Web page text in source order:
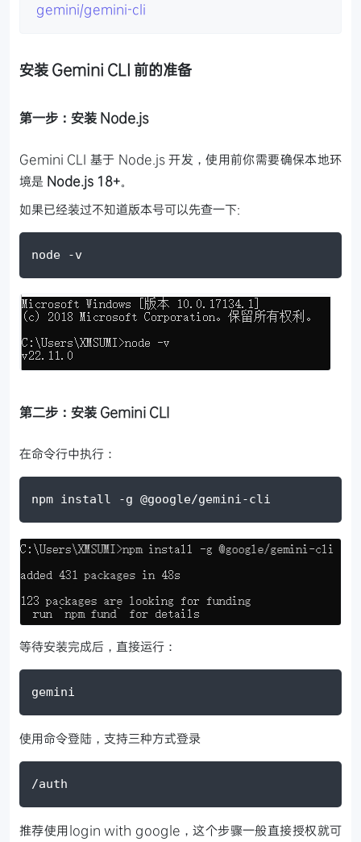
gemini/gemini-cli
安装 Gemini CLI 前的准备
第一步：安装 Node.js
Gemini CLI 基于 Node.js 开发，使用前你需要确保本地环
境是 Node.js 18+。
如果已经装过不知道版本号可以先查一下:
node -v
第二步：安装 Gemini CLI
在命令行中执行：
npm install -g @google/gemini-cli
等待安装完成后，直接运行：
gemini
使用命令登陆，支持三种方式登录
/auth
推荐使用login with google，这个步骤一般直接授权就可